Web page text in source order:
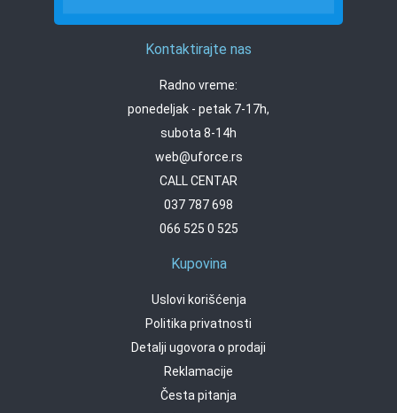
Kontaktirajte nas
Radno vreme:
ponedeljak - petak 7-17h,
subota 8-14h
web@uforce.rs
CALL CENTAR
037 787 698
066 525 0 525
Kupovina
Uslovi korišćenja
Politika privatnosti
Detalji ugovora o prodaji
Reklamacije
Česta pitanja